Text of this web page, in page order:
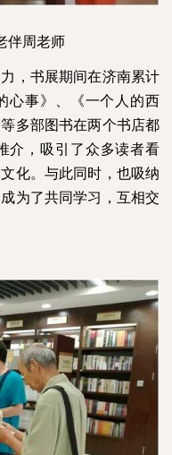
伴周老师
，书展期间在济南累计
心事》、《一个人的西
多部图书在两个书店都
介，吸引了众多读者看
化。与此同时，也吸纳
为了共同学习，互相交